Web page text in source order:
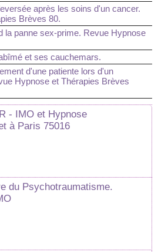
après les soins d'un cancer.
Brèves 80.
la panne sex-prime. Revue Hypnose
et ses cauchemars.
d'une patiente lors d'un
Hypnose et Thérapies Brèves
- IMO et Hypnose
à Paris 75016
du Psychotraumatisme.